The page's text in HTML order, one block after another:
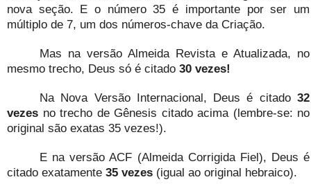
nova seção. E o número 35 é importante por ser um
múltiplo de 7, um dos números-chave da Criação.
Mas na versão Almeida Revista e Atualizada, no
mesmo trecho, Deus só é citado 30 vezes!
Na Nova Versão Internacional, Deus é citado 32
vezes no trecho de Gênesis citado acima (lembre-se: no
original são exatas 35 vezes!).
E na versão ACF (Almeida Corrigida Fiel), Deus é
citado exatamente 35 vezes (igual ao original hebraico).